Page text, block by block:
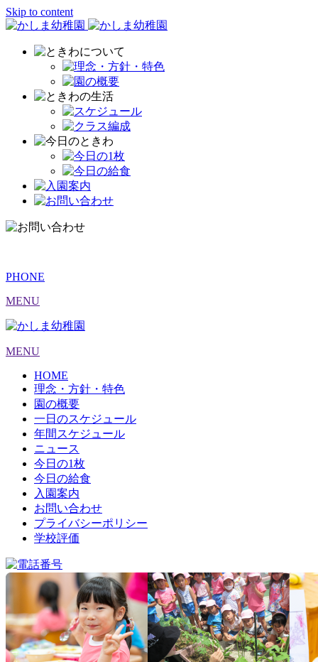
Skip to content
PHONE
MENU
MENU
HOME
理念・方針・特色
園の概要
一日のスケジュール
年間スケジュール
ニュース
今日の1枚
今日の給食
入園案内
お問い合わせ
プライバシーポリシー
学校評価